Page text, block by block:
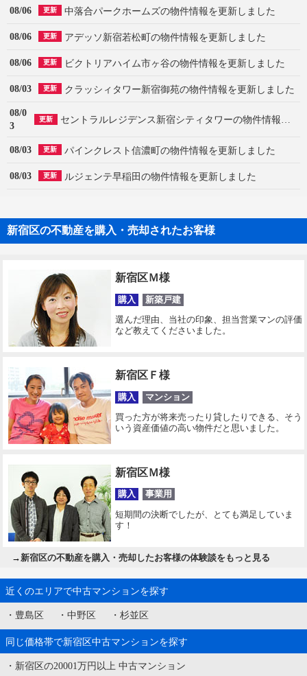
08/06 更新 中落合パークホームズの物件情報を更新しました
08/06 更新 アデッソ新宿若松町の物件情報を更新しました
08/06 更新 ビクトリアハイム市ヶ谷の物件情報を更新しました
08/03 更新 クラッシィタワー新宿御苑の物件情報を更新しました
08/0
3
更新 セントラルレジデンス新宿シティタワーの物件情報を更新しました
08/03 更新 パインクレスト信濃町の物件情報を更新しました
08/03 更新 ルジェンテ早稲田の物件情報を更新しました
新宿区の不動産を購入・売却されたお客様
新宿区Ｍ様
購入 新築戸建
選んだ理由、当社の印象、担当営業マンの評価
など教えてくださいました。
新宿区Ｆ様
購入 マンション
買った方が将来売ったり貸したりできる、そう
いう資産価値の高い物件だと思いました。
新宿区Ｍ様
購入 事業用
短期間の決断でしたが、とても満足していま
す！
→新宿区の不動産を購入・売却したお客様の体験談をもっと見る
近くのエリアで中古マンションを探す
・ 豊島区 ・ 中野区 ・ 杉並区
同じ価格帯で新宿区中古マンションを探す
・ 新宿区の20001万円以上 中古マンション